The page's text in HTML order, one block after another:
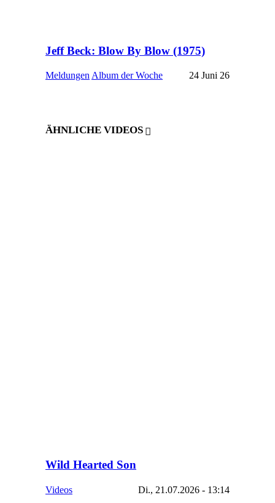
Jeff Beck: Blow By Blow (1975)
Meldungen Album der Woche 24 Juni 26
ÄHNLICHE VIDEOS
Wild Hearted Son
Videos Di., 21.07.2026 - 13:14